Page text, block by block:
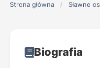
Strona główna / Sławne
Biografia